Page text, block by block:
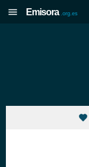
Emisora .org.es